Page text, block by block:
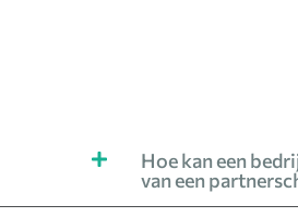
Hoe kan een
van een